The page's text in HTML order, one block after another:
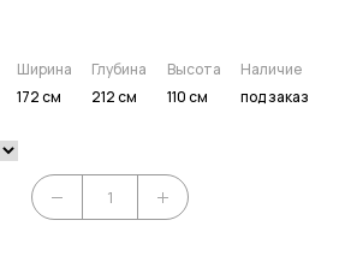
Ширина
172 см
Глубина
212 см
Высота
110 см
Наличие
под заказ